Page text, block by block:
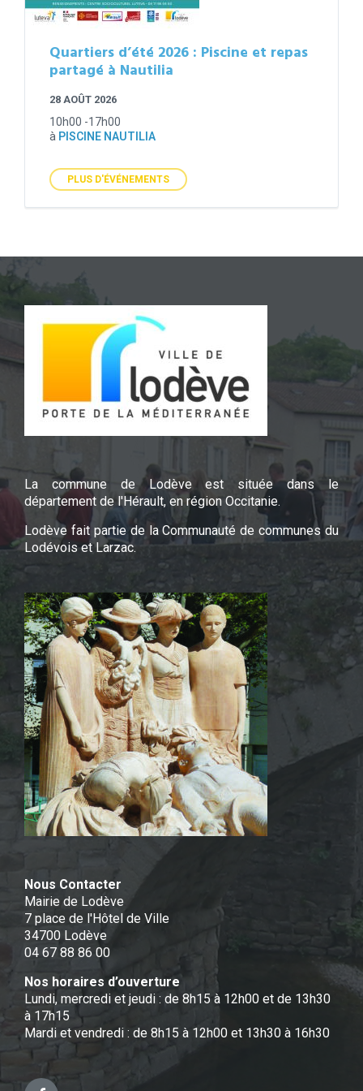
Quartiers d’été 2026 : Piscine et repas
partagé à Nautilia
28 AOÛT 2026
10h00 -17h00
à PISCINE NAUTILIA
PLUS D'ÉVÉNEMENTS
La commune de Lodève est située dans le
département de l'Hérault, en région Occitanie.
Lodève fait partie de la Communauté de communes du
Lodévois et Larzac.
Nous Contacter
Mairie de Lodève
7 place de l'Hôtel de Ville
34700 Lodève
04 67 88 86 00
Nos horaires d’ouverture
Lundi, mercredi et jeudi : de 8h15 à 12h00 et de 13h30
à 17h15
Mardi et vendredi : de 8h15 à 12h00 et 13h30 à 16h30